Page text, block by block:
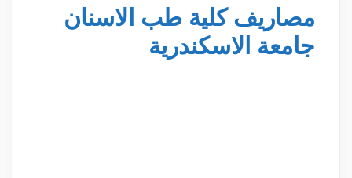
مصاريف كلية طب الاسنان
جامعة الاسكندرية